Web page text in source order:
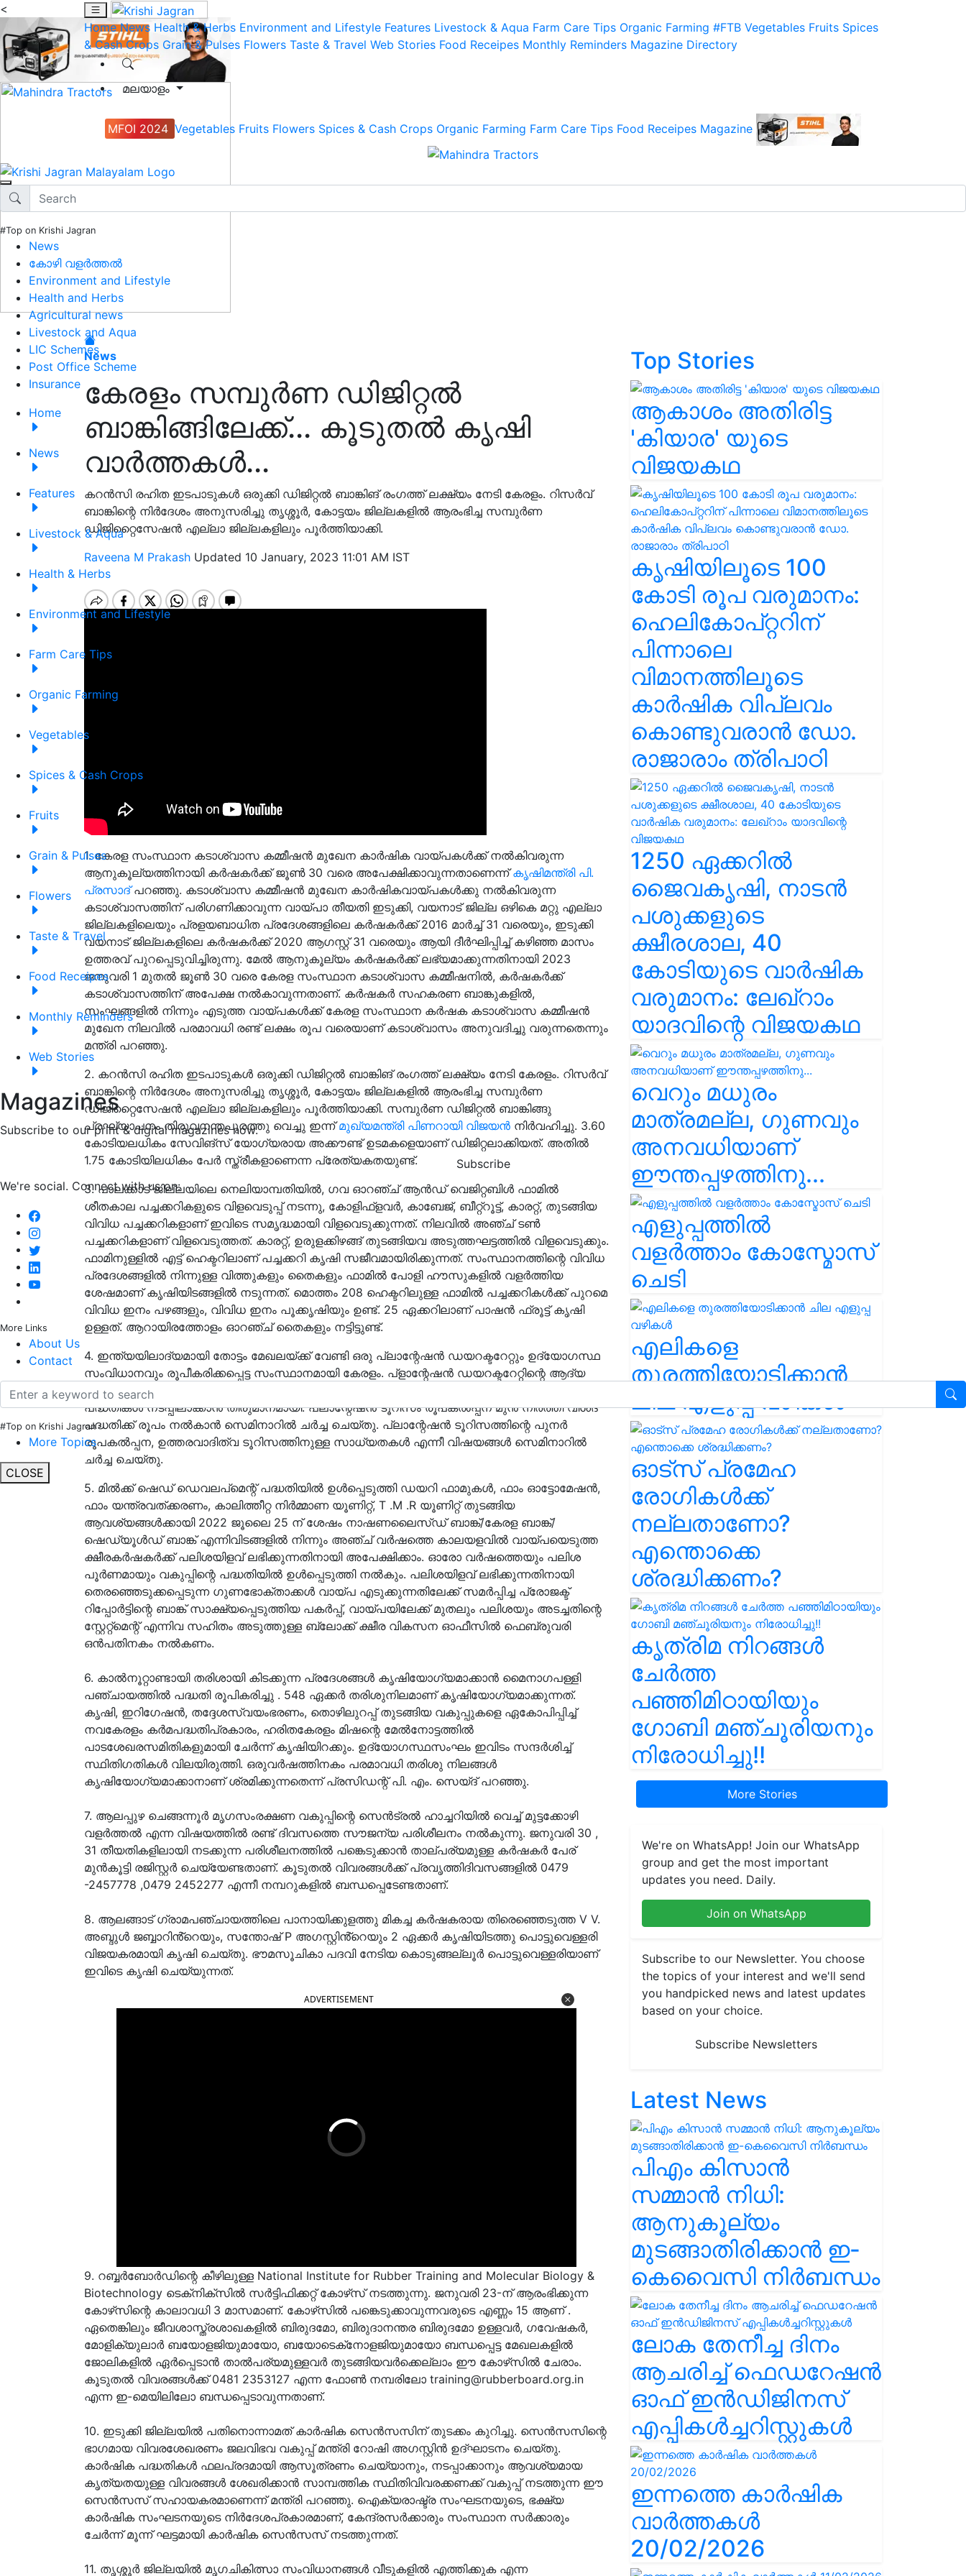
<
Home News Health & Herbs Environment and Lifestyle Features Livestock & Aqua Farm Care Tips Organic Farming #FTB Vegetables Fruits Spices
& Cash Crops Grain & Pulses Flowers Taste & Travel Web Stories Food Receipes Monthly Reminders Magazine Directory
മലയാളം
MFOI 2024 Vegetables Fruits Flowers Spices & Cash Crops Organic Farming Farm Care Tips Food Receipes Magazine
#Top on Krishi Jagran
News
കോഴി വളർത്തൽ
Environment and Lifestyle
Health and Herbs
Agricultural news
Livestock and Aqua
LIC Schemes
Post Office Scheme
Insurance
Home
News
Features
Livestock & Aqua
Health & Herbs
Environment and Lifestyle
Farm Care Tips
Organic Farming
Vegetables
Spices & Cash Crops
Fruits
Grain & Pulses
Flowers
Taste & Travel
Food Receipes
Monthly Reminders
Web Stories
Magazines
Subscribe to our print & digital magazines now.
Subscribe
We're social. Connect with us on:
More Links
About Us
Contact
#Top on Krishi Jagran
More Topics
CLOSE
News
കേരളം സമ്പുർണ ഡിജിറ്റൽ
ബാങ്കിങ്ങിലേക്ക്... കൂടുതൽ കൃഷി
വാർത്തകൾ...
കറൻസി രഹിത ഇടപാടുകൾ ഒരുക്കി ഡിജിറ്റൽ ബാങ്കിങ് രംഗത്ത് ലക്ഷ്യം നേടി കേരളം. റിസർവ്
ബാങ്കിന്റെ നിർദേശം അനുസരിച്ചു തൃശ്ശൂർ, കോട്ടയം ജില്ലകളിൽ ആരംഭിച്ച സമ്പുർണ
ഡിജിറ്റൈസേഷൻ എല്ലാ ജില്ലകളിലും പൂർത്തിയാക്കി.
Raveena M Prakash Updated 10 January, 2023 11:01 AM IST
1. കേരള സംസ്ഥാന കടാശ്വാസ കമ്മീഷൻ മുഖേന കാർഷിക വായ്പകൾക്ക് നൽകിവരുന്ന
ആനുകൂല്യത്തിനായി കർഷകർക്ക് ജൂൺ 30 വരെ അപേക്ഷിക്കാവുന്നതാണെന്ന്കൃഷിമന്ത്രി പി.
പ്രസാദ്പറഞ്ഞു. കടാശ്വാസ കമ്മീഷൻ മുഖേന കാർഷികവായ്പകൾക്കു നൽകിവരുന്ന
കടാശ്വാസത്തിന് പരിഗണിക്കാവുന്ന വായ്പാ തീയതി ഇടുക്കി, വയനാട് ജില്ല ഒഴികെ മറ്റു എല്ലാ
ജില്ലകളിലെയും പ്രളയബാധിത പ്രദേശങ്ങളിലെ കർഷകർക്ക് 2016 മാർച്ച് 31 വരെയും, ഇടുക്കി
വയനാട് ജില്ലകളിലെ കർഷകർക്ക് 2020 ആഗസ്റ്റ് 31 വരെയും ആയി ദീർഘിപ്പിച്ച് കഴിഞ്ഞ മാസം
ഉത്തരവ് പുറപ്പെടുവിച്ചിരുന്നു. മേൽ ആനുകൂല്യം കർഷകർക്ക് ലഭ്യമാക്കുന്നതിനായി 2023
ജനുവരി 1 മുതൽ ജൂൺ 30 വരെ കേരള സംസ്ഥാന കടാശ്വാസ കമ്മീഷനിൽ, കർഷകർക്ക്
കടാശ്വാസത്തിന് അപേക്ഷ നൽകാവുന്നതാണ്. കർഷകർ സഹകരണ ബാങ്കുകളിൽ,
സംഘങ്ങളിൽ നിന്നും എടുത്ത വായ്പകൾക്ക് കേരള സംസ്ഥാന കർഷക കടാശ്വാസ കമ്മീഷൻ
മുഖേന നിലവിൽ പരമാവധി രണ്ട് ലക്ഷം രൂപ വരെയാണ് കടാശ്വാസം അനുവദിച്ചു വരുന്നതെന്നും
മന്ത്രി പറഞ്ഞു.
2. കറൻസി രഹിത ഇടപാടുകൾ ഒരുക്കി ഡിജിറ്റൽ ബാങ്കിങ് രംഗത്ത് ലക്ഷ്യം നേടി കേരളം. റിസർവ്
ബാങ്കിന്റെ നിർദേശം അനുസരിച്ചു തൃശ്ശൂർ, കോട്ടയം ജില്ലകളിൽ ആരംഭിച്ച സമ്പുർണ
ഡിജിറ്റൈസേഷൻ എല്ലാ ജില്ലകളിലും പൂർത്തിയാക്കി. സമ്പുർണ ഡിജിറ്റൽ ബാങ്കിങ്ങു
പ്രഘ്യാപനം തിരുവനന്തപുരത്തു വെച്ചു ഇന്ന്മുഖ്യമന്ത്രി പിണറായി വിജയൻ നിർവഹിച്ചു. 3.60
കോടിയലധികം സേവിങ്സ് യോഗ്യരായ അക്കൗണ്ട് ഉടമകളെയാണ് ഡിജിറ്റലാക്കിയത്. അതിൽ
1.75 കോടിയിലധികം പേർ സ്ത്രീകളാണെന്ന പ്രേത്യകതയുണ്ട്.
3. പാലക്കാട് ജില്ലയിലെ നെലിയാമ്പതിയിൽ, ഗവ ഓറഞ്ച് ആൻഡ് വെജിറ്റബിൾ ഫാമിൽ
ശീതകാല പച്ചക്കറികളുടെ വിളവെടുപ്പ് നടന്നു, കോളിഫ്‌ളവര്‍, കാബേജ്, ബീറ്റ്‌റൂട്ട്, കാരറ്റ്, തുടങ്ങിയ
വിവിധ പച്ചക്കറികളാണ് ഇവിടെ സമൃദ്ധമായി വിളവെടുക്കുന്നത്. നിലവില്‍ അഞ്ച് ടണ്‍
പച്ചക്കറികളാണ് വിളവെടുത്തത്. കാരറ്റ്, ഉരുളക്കിഴങ്ങ് തുടങ്ങിയവ അടുത്തഘട്ടത്തില്‍ വിളവെടുക്കും.
ഫാമിനുള്ളില്‍ എട്ട് ഹെക്ടറിലാണ് പച്ചക്കറി കൃഷി സജീവമായിരിക്കുന്നത്. സംസ്ഥാനത്തിന്റെ വിവിധ
പ്രദേശങ്ങളില്‍ നിന്നുള്ള വിത്തുകളും തൈകളും ഫാമില്‍ പോളി ഹൗസുകളില്‍ വളര്‍ത്തിയ
ശേഷമാണ് കൃഷിയിടങ്ങളില്‍ നടുന്നത്. മൊത്തം 208 ഹെക്ടറിലുള്ള ഫാമില്‍ പച്ചക്കറികള്‍ക്ക് പുറമെ
വിവിധ ഇനം പഴങ്ങളും, വിവിധ ഇനം പൂക്കൃഷിയും ഉണ്ട്. 25 ഏക്കറിലാണ് പാഷന്‍ ഫ്രൂട്ട് കൃഷി
ഉള്ളത്. ആറായിരത്തോളം ഓറഞ്ച് തൈകളും നട്ടിട്ടുണ്ട്.
4. ഇന്ത്യയിലാദ്യമായി തോട്ടം മേഖലയ്ക്ക് വേണ്ടി ഒരു പ്ലാന്റേഷൻ ഡയറക്ടറേറ്റും ഉദ്യോഗസ്ഥ
സംവിധാനവും രൂപീകരിക്കപ്പെട്ട സംസ്ഥാനമായി കേരളം. പ്ളാന്റേഷൻ ഡയറക്ടറേറ്റിന്റെ ആദ്യ
പരിപാടി ഇന്ന് കോഴിക്കോട് സംഘടിപ്പിച്ചു. കേരളത്തിലെ പ്ലാന്റേഷന്‍ മേഖലയില്‍ ഇക്കോ ടൂറിസം
പദ്ധതികള്‍ നടപ്പിലാക്കാൻ തീരുമാനമായി. പ്ലാന്റേഷന്‍ ടൂറിസം രൂപകല്‍പ്പന മുൻ നിർത്തി വിശദ
പദ്ധതിക്ക് രൂപം നൽകാൻ സെമിനാറിൽ ചർച്ച ചെയ്‌തു. പ്ലാന്റേഷന്‍ ടൂറിസത്തിന്റെ പുനര്‍
രൂപകല്‍പ്പന, ഉത്തരവാദിത്വ ടൂറിസത്തിനുള്ള സാധ്യതകള്‍ എന്നീ വിഷയങ്ങൾ സെമിനാറിൽ
ചർച്ച ചെയ്തു.
5. മില്‍ക്ക് ഷെഡ് ഡെവലപ്മെന്റ് പദ്ധതിയില്‍ ഉള്‍പ്പെടുത്തി ഡയറി ഫാമുകള്‍, ഫാം ഓട്ടോമേഷന്‍,
ഫാം യന്ത്രവത്ക്കരണം, കാലിത്തീറ്റ നിര്‍മ്മാണ യൂണിറ്റ്, T .M .R യൂണിറ്റ് തുടങ്ങിയ
ആവശ്യങ്ങള്‍ക്കായി 2022 ജൂലൈ 25 ന് ശേഷം നാഷണലൈസ്ഡ് ബാങ്ക്/കേരള ബാങ്ക്/
ഷെഡ്യൂള്‍ഡ് ബാങ്ക് എന്നിവിടങ്ങളില്‍ നിന്നും അഞ്ച് വര്‍ഷത്തെ കാലയളവില്‍ വായ്പയെടുത്ത
ക്ഷീരകര്‍ഷകര്‍ക്ക് പലിശയിളവ് ലഭിക്കുന്നതിനായി അപേക്ഷിക്കാം. ഓരോ വര്‍ഷത്തെയും പലിശ
പൂര്‍ണമായും വകുപ്പിന്റെ പദ്ധതിയില്‍ ഉള്‍പ്പെടുത്തി നല്‍കും. പലിശയിളവ് ലഭിക്കുന്നതിനായി
തെരഞ്ഞെടുക്കപ്പെടുന്ന ഗുണഭോക്താക്കള്‍ വായ്പ എടുക്കുന്നതിലേക്ക് സമര്‍പ്പിച്ച പ്രോജക്ട്
റിപ്പോര്‍ട്ടിന്റെ ബാങ്ക് സാക്ഷ്യപ്പെടുത്തിയ പകര്‍പ്പ്, വായ്പയിലേക്ക് മുതലും പലിശയും അടച്ചതിന്റെ
സ്റ്റേറ്റ്മെന്റ് എന്നിവ സഹിതം അടുത്തുള്ള ബ്ലോക്ക് ക്ഷീര വികസന ഓഫീസില്‍ ഫെബ്രുവരി
ഒന്‍പതിനകം നല്‍കണം.
6. കാല്‍നൂറ്റാണ്ടായി തരിശായി കിടക്കുന്ന പ്രദേശങ്ങൾ കൃഷിയോഗ്യമാക്കാന്‍ മൈനാഗപള്ളി
പഞ്ചായത്തില്‍ പദ്ധതി രൂപികരിച്ചു . 548 ഏക്കര്‍ തരിശുനിലമാണ് കൃഷിയോഗ്യമാക്കുന്നത്.
കൃഷി, ഇറിഗേഷന്‍, തദ്ദേശസ്വയംഭരണം, തൊഴിലുറപ്പ് തുടങ്ങിയ വകുപ്പുകളെ ഏകോപിപ്പിച്ച്
നവകേരളം കര്‍മപദ്ധതിപ്രകാരം, ഹരിതകേരളം മിഷന്റെ മേല്‍നോട്ടത്തില്‍
പാടശേഖരസമിതികളുമായി ചേര്‍ന്ന് കൃഷിയിറക്കും. ഉദ്യോഗസ്ഥസംഘം ഇവിടം സന്ദര്‍ശിച്ച്
സ്ഥിതിഗതികള്‍ വിലയിരുത്തി. ഒരുവര്‍ഷത്തിനകം പരമാവധി തരിശു നിലങ്ങൾ
കൃഷിയോഗ്യമാക്കാനാണ് ശ്രമിക്കുന്നതെന്ന് പ്രസിഡന്റ് പി. എം. സെയ്ദ് പറഞ്ഞു.
7. ആലപ്പുഴ ചെങ്ങന്നൂർ മൃഗസംരക്ഷണ വകുപ്പിന്റെ സെൻട്രൽ ഹാച്ചറിയിൽ വെച്ച് മുട്ടക്കോഴി
വളർത്തൽ എന്ന വിഷയത്തിൽ രണ്ട് ദിവസത്തെ സൗജന്യ പരിശീലനം നൽകുന്നു. ജനുവരി 30 ,
31 തീയതികളിലായി നടക്കുന്ന പരിശീലനത്തിൽ പങ്കെടുക്കാൻ താല്പര്യമുള്ള കർഷകർ പേര്
മുൻകൂട്ടി രജിസ്റ്റർ ചെയ്യേണ്ടതാണ്. കൂടുതൽ വിവരങ്ങൾക്ക് പ്രവൃത്തിദിവസങ്ങളിൽ 0479
-2457778 ,0479 2452277 എന്നീ നമ്പറുകളിൽ ബന്ധപ്പെടേണ്ടതാണ്.
8. ആലങ്ങാട് ഗ്രാമപഞ്ചായത്തിലെ പാനായിക്കുളത്തു മികച്ച കർഷകരായ തിരെഞ്ഞെടുത്ത V V.
അബ്ദുൾ ജബ്ബാറിൻ്റെയും, സന്തോഷ് P അഗസ്റ്റിൻ്റെയും 2 ഏക്കർ കൃഷിയിടത്തു പൊട്ടുവെള്ളരി
വിജയകരമായി കൃഷി ചെയ്‌തു. ഭൗമസൂചികാ പദവി നേടിയ കൊടുങ്ങല്ലൂർ പൊട്ടുവെള്ളരിയാണ്
ഇവിടെ കൃഷി ചെയ്യുന്നത്.
ADVERTISEMENT
9. റബ്ബര്‍ബോര്‍ഡിന്റെ കീഴിലുള്ള National Institute for Rubber Training and Molecular Biology &
Biotechnology ടെക്‌നിക്‌സില്‍ സര്‍ട്ടിഫിക്കറ്റ് കോഴ്‌സ് നടത്തുന്നു. ജനുവരി 23-ന് ആരംഭിക്കുന്ന
കോഴ്‌സിന്റെ കാലാവധി 3 മാസമാണ്. കോഴ്‌സില്‍ പങ്കെടുക്കാവുന്നവരുടെ എണ്ണം 15 ആണ് .
ഏതെങ്കിലും ജീവശാസ്ത്രശാഖകളില്‍ ബിരുദമോ, ബിരുദാനന്തര ബിരുദമോ ഉള്ളവര്‍, ഗവേഷകര്‍,
മോളിക്യുലാര്‍ ബയോളജിയുമായോ, ബയോടെക്‌നോളജിയുമായോ ബന്ധപ്പെട്ട മേഖലകളില്‍
ജോലികളില്‍ ഏര്‍പ്പെടാന്‍ താല്‍പര്യമുള്ളവര്‍ തുടങ്ങിയവര്‍ക്കെല്ലാം ഈ കോഴ്‌സില്‍ ചേരാം.
കൂടുതല്‍ വിവരങ്ങള്‍ക്ക് 0481 2353127 എന്ന ഫോണ്‍ നമ്പരിലോ training@rubberboard.org.in
എന്ന ഇ-മെയിലിലോ ബന്ധപ്പെടാവുന്നതാണ്.
10. ഇടുക്കി ജില്ലയില്‍ പതിനൊന്നാമത് കാര്‍ഷിക സെന്‍സസിന് തുടക്കം കുറിച്ചു. സെന്‍സസിന്റെ
ഭാഗമായ വിവരശേഖരണം ജലവിഭവ വകുപ്പ് മന്ത്രി റോഷി അഗസ്റ്റിന്‍ ഉദ്ഘാടനം ചെയ്തു.
കാര്‍ഷിക പദ്ധതികള്‍ ഫലപ്രദമായി ആസൂത്രണം ചെയ്യാനും, നടപ്പാക്കാനും ആവശ്യമായ
കൃത്യതയുള്ള വിവരങ്ങള്‍ ശേഖരിക്കാന്‍ സാമ്പത്തിക സ്ഥിതിവിവരക്കണക്ക് വകുപ്പ് നടത്തുന്ന ഈ
സെന്‍സസ് സഹായകരമാണെന്ന് മന്ത്രി പറഞ്ഞു. ഐക്യരാഷ്ട്ര സംഘടനയുടെ, ഭക്ഷ്യ
കാര്‍ഷിക സംഘടനയുടെ നിര്‍ദേശപ്രകാരമാണ്, കേന്ദ്രസര്‍ക്കാരും സംസ്ഥാന സര്‍ക്കാരും
ചേര്‍ന്ന് മൂന്ന് ഘട്ടമായി കാർഷിക സെൻസസ് നടത്തുന്നത്.
11. തൃശ്ശൂർ ജില്ലയിൽ മൃഗചികിത്സാ സംവിധാനങ്ങൾ വീടുകളിൽ എത്തിക്കുക എന്ന
Top Stories
ആകാശം അതിരിട്ട
'കിയാര' യുടെ
വിജയകഥ
കൃഷിയിലൂടെ 100
കോടി രൂപ വരുമാനം:
ഹെലികോപ്റ്ററിന്
പിന്നാലെ
വിമാനത്തിലൂടെ
കാർഷിക വിപ്ലവം
കൊണ്ടുവരാൻ ഡോ.
രാജാരാം ത്രിപാഠി
1250 ഏക്കറിൽ
ജൈവകൃഷി, നാടൻ
പശുക്കളുടെ
ക്ഷീരശാല, 40
കോടിയുടെ വാർഷിക
വരുമാനം: ലേഖ്‌റാം
യാദവിന്റെ വിജയകഥ
വെറും മധുരം
മാത്രമല്ല, ഗുണവും
അനവധിയാണ്
ഈന്തപ്പഴത്തിനു...
എളുപ്പത്തിൽ
വളർത്താം കോസ്മോസ്
ചെടി
എലികളെ
തുരത്തിയോടിക്കാൻ
ചില എളുപ്പ വഴികൾ
ഓട്സ് പ്രമേഹ
രോഗികൾക്ക്
നല്ലതാണോ?
എന്തൊക്കെ
ശ്രദ്ധിക്കണം?
കൃത്രിമ നിറങ്ങൾ
ചേർത്ത
പഞ്ഞിമിഠായിയും
ഗോബി മഞ്ചൂരിയനും
നിരോധിച്ചു!!
More Stories
We're on WhatsApp! Join our WhatsApp
group and get the most important
updates you need. Daily.
Join on WhatsApp
Subscribe to our Newsletter. You choose
the topics of your interest and we'll send
you handpicked news and latest updates
based on your choice.
Subscribe Newsletters
Latest News
പിഎം കിസാൻ
സമ്മാൻ നിധി:
ആനുകൂല്യം
മുടങ്ങാതിരിക്കാൻ ഇ-
കെവൈസി നിർബന്ധം
ലോക തേനീച്ച ദിനം
ആചരിച്ച് ഫെഡറേഷൻ
ഓഫ് ഇൻഡിജിനസ്
എപ്പികൾച്ചറിസ്റ്റുകൾ
ഇന്നത്തെ കാർഷിക
വാർത്തകൾ
20/02/2026